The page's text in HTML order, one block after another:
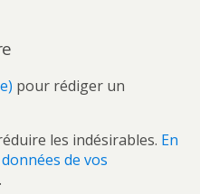
pour rédiger un
les indésirables. En
de vos
.